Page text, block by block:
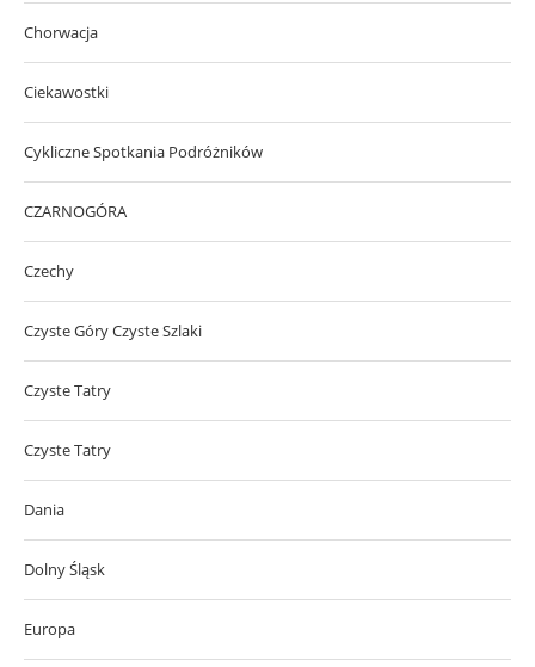
Chorwacja
Ciekawostki
Cykliczne Spotkania Podróżników
CZARNOGÓRA
Czechy
Czyste Góry Czyste Szlaki
Czyste Tatry
Czyste Tatry
Dania
Dolny Śląsk
Europa